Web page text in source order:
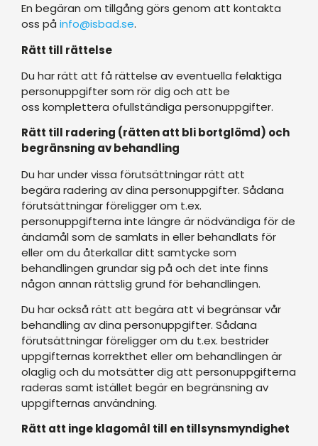
En begäran om tillgång görs genom att kontakta
oss på info@isbad.se.
Rätt till rättelse
Du har rätt att få rättelse av eventuella felaktiga
personuppgifter som rör dig och att be
oss komplettera ofullständiga personuppgifter.
Rätt till radering (rätten att bli bortglömd) och
begränsning av behandling
Du har under vissa förutsättningar rätt att
begära radering av dina personuppgifter. Sådana
förutsättningar föreligger om t.ex.
personuppgifterna inte längre är nödvändiga för de
ändamål som de samlats in eller behandlats för
eller om du återkallar ditt samtycke som
behandlingen grundar sig på och det inte finns
någon annan rättslig grund för behandlingen.
Du har också rätt att begära att vi begränsar vår
behandling av dina personuppgifter. Sådana
förutsättningar föreligger om du t.ex. bestrider
uppgifternas korrekthet eller om behandlingen är
olaglig och du motsätter dig att personuppgifterna
raderas samt istället begär en begränsning av
uppgifternas användning.
Rätt att inge klagomål till en tillsynsmyndighet